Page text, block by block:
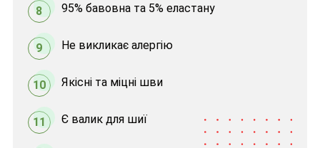
8 95% бавовна та 5% еластану
9 Не викликає алергію
10 Якісні та міцні шви
11 Є валик для шиї